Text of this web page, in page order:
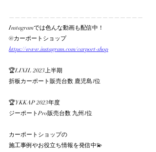
———————————————————————
Instagramでは色んな動画も配信中！
@カーポートショップ
https://www.instagram.com/carport-shop
🏆LIXIL 2023上半期
折板カーポート販売台数 鹿児島1位
🏆YKKAP 2023年度
ジーポートPro販売台数 九州1位
カーポートショップの
施工事例やお役立ち情報を発信中💫